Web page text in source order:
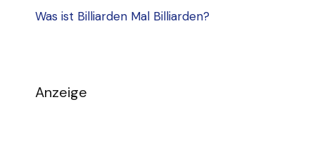
Was ist Billiarden Mal Billiarden?
Anzeige